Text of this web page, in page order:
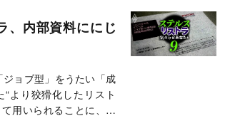
、内部資料ににじ
ョブ型」をうたい「成
より狡猾化したリスト
用いられることに、専